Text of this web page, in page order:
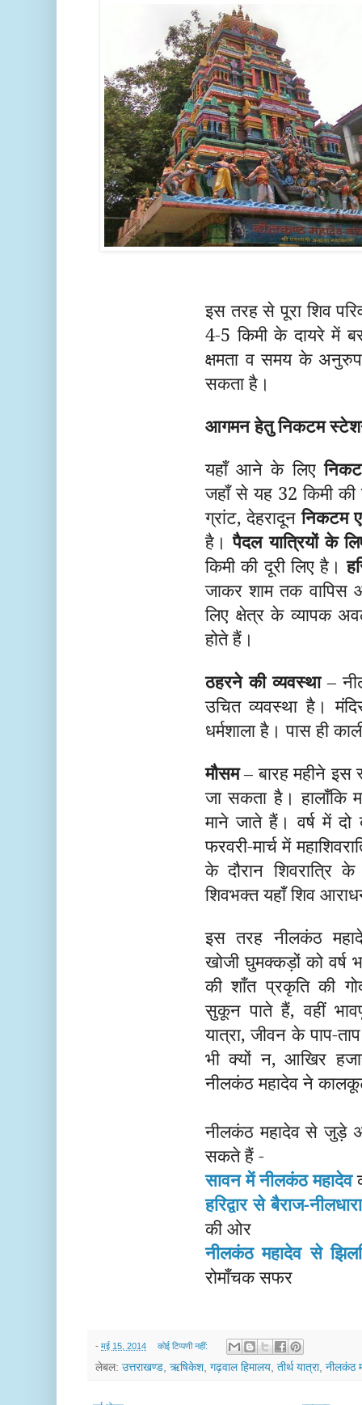
इस तरह से पूरा शिव
4-5 किमी के दायरे में
क्षमता व समय के
सकता है।
आगमन हेतु निकटम
यहाँ आने के लिए
जहाँ से यह 32 किमी की
ग्रांट, देहरादूननिकटम
है।पैदल यात्रियों के
किमी की दूरी लिए है।
जाकर शाम तक
लिए क्षेत्र के व्यापक
होते हैं।
ठहरने की व्यवस्था–
उचित व्यवस्था है।
धर्मशाला है। पास ही
मौसम– बारह महीने इस
जा सकता है। हालाँकि
माने जाते हैं। वर्ष में दो
फरवरी-मार्च में
के दौरान शिवरात्रि
शिवभक्त यहाँ शिव
इस तरह नीलकंठ
खोजी घुमक्कड़ों को वर्ष
की शाँत प्रकृति की
सुकून पाते हैं, वहीं
यात्रा, जीवन के पाप-
भी क्यों न, आखिर
नीलकंठ महादेव ने
नीलकंठ महादेव से जुड़े
सकते हैं -
सावन में नीलकंठ महादेव
हरिद्वार से बैराज-
की ओर
नीलकंठ महादेव से
रोमाँचक सफर
- मई 15, 2014 कोई टिप्पणी नहीं:
लेबल: उत्तराखण्ड ऋषिकेश गढ़वाल हिमालय तीर्थ यात्रा, नीलकंठ